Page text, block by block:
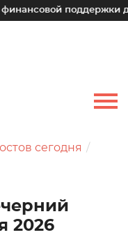
поддержки для
сегодня
2026